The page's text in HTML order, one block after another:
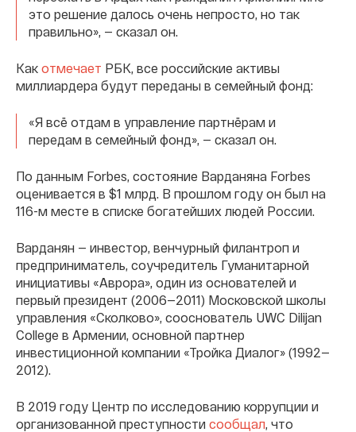
это решение далось очень непросто, но так
правильно», — сказал он.
Как отмечает РБК, все российские активы
миллиардера будут переданы в семейный фонд:
«Я всё отдам в управление партнёрам и
передам в семейный фонд», — сказал он.
По данным Forbes, состояние Варданяна Forbes
оценивается в $1 млрд. В прошлом году он был на
116-м месте в списке богатейших людей России.
Варданян — инвестор, венчурный филантроп и
предприниматель, соучредитель Гуманитарной
инициативы «Аврора», один из основателей и
первый президент (2006—2011) Московской школы
управления «Сколково», сооснователь UWC Dilijan
College в Армении, основной партнер
инвестиционной компании «Тройка Диалог» (1992—
2012).
В 2019 году Центр по исследованию коррупции и
организованной преступности сообщал , что